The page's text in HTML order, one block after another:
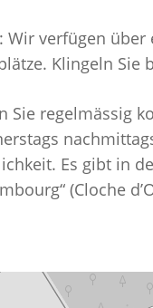
Wir verfügen über
Klingeln Sie
Sie regelmässig
Es gibt in
(Cloche